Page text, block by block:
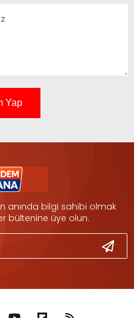
Yap
anında bilgi sahibi olmak
bültenine üye olun.